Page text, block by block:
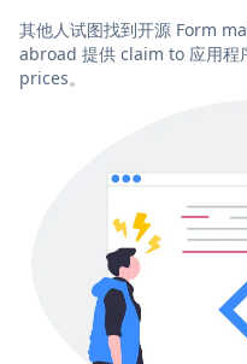
其他人试图找到开源 Form
abroad 提供 claim to 应用
prices。